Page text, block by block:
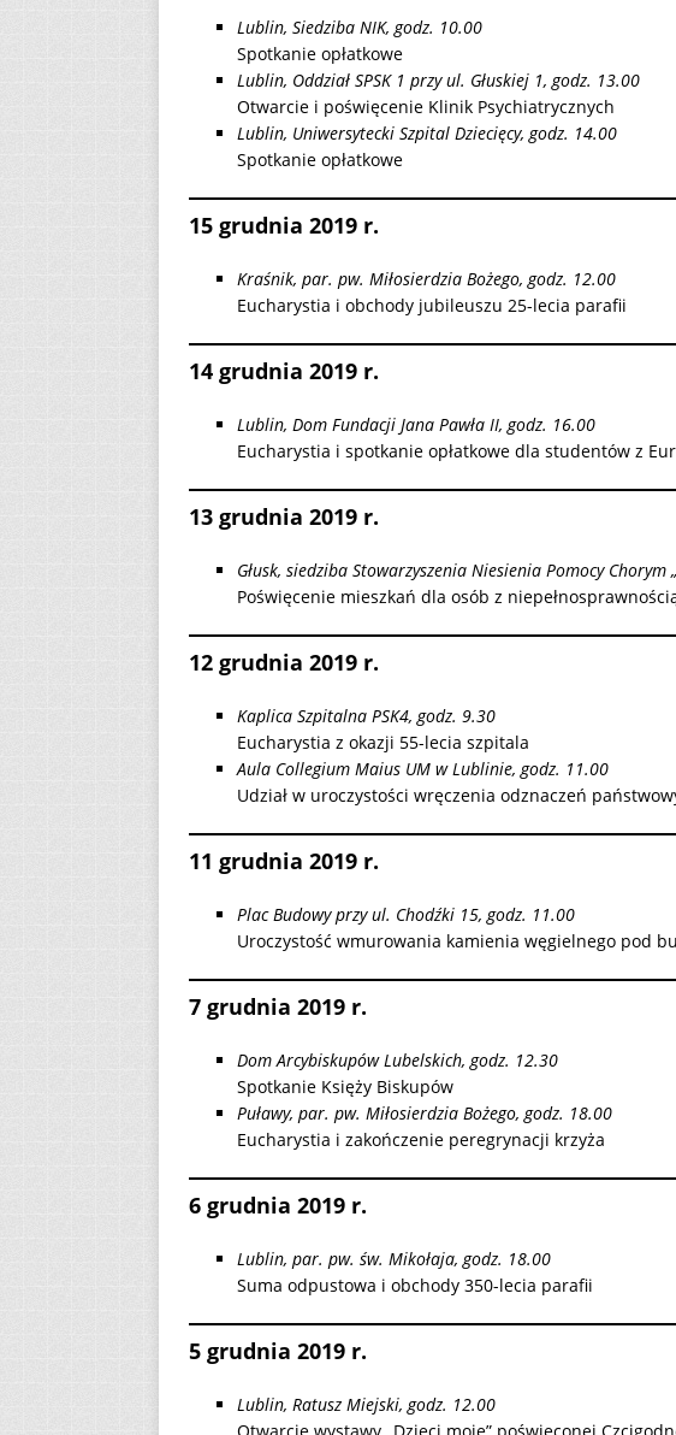
Lublin, Siedziba NIK, godz. 10.00
Spotkanie opłatkowe
Lublin, Oddział SPSK 1 przy ul. Głuskiej 1, godz. 13.00
Otwarcie i poświęcenie Klinik Psychiatrycznych
Lublin, Uniwersytecki Szpital Dziecięcy, godz. 14.00
Spotkanie opłatkowe
15 grudnia 2019 r.
Kraśnik, par. pw. Miłosierdzia Bożego, godz. 12.00
Eucharystia i obchody jubileuszu 25-lecia parafii
14 grudnia 2019 r.
Lublin, Dom Fundacji Jana Pawła II, godz. 16.00
Eucharystia i spotkanie opłatkowe dla studentów z
13 grudnia 2019 r.
Głusk, siedziba Stowarzyszenia Niesienia Pomocy
Poświęcenie mieszkań dla osób z
12 grudnia 2019 r.
Kaplica Szpitalna PSK4, godz. 9.30
Eucharystia z okazji 55-lecia szpitala
Aula Collegium Maius UM w Lublinie, godz. 11.00
Udział w uroczystości wręczenia odznaczeń
11 grudnia 2019 r.
Plac Budowy przy ul. Chodźki 15, godz. 11.00
Uroczystość wmurowania kamienia węgielnego pod
7 grudnia 2019 r.
Dom Arcybiskupów Lubelskich, godz. 12.30
Spotkanie Księży Biskupów
Puławy, par. pw. Miłosierdzia Bożego, godz. 18.00
Eucharystia i zakończenie peregrynacji krzyża
6 grudnia 2019 r.
Lublin, par. pw. św. Mikołaja, godz. 18.00
Suma odpustowa i obchody 350-lecia parafii
5 grudnia 2019 r.
Lublin, Ratusz Miejski, godz. 12.00